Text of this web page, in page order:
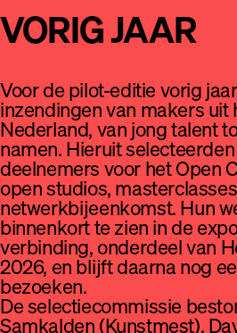
VORIG JAAR
Voor de pilot-editie vorig
inzendingen van makers uit
Nederland, van jong talent
namen. Hieruit
deelnemers voor het Open
open studios,
netwerkbijeenkomst. Hun
binnenkort te zien in de
verbinding, onderdeel van
2026, en blijft daarna nog
bezoeken.
De selectiecommissie
Samkalden (Kunstmest),